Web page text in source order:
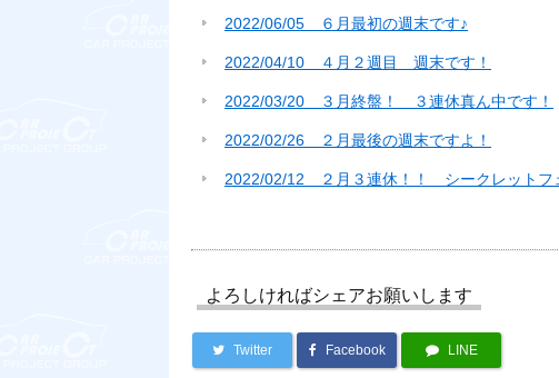
2022/06/05 ６月最初の週末です♪
2022/04/10 ４月２週目 週末です！
2022/03/20 ３月終盤！ ３連休真ん中です！
2022/02/26 ２月最後の週末ですよ！
2022/02/12 ２月３連休！！ シークレットフ
よろしければシェアお願いします
Twitter Facebook LINE